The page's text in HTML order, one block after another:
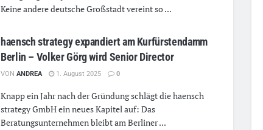
Keine andere deutsche Großstadt vereint so ...
haensch strategy expandiert am Kurfürstendamm
Berlin – Volker Görg wird Senior Director
VON ANDREA 1. August 2025 0
Knapp ein Jahr nach der Gründung schlägt die haensch
strategy GmbH ein neues Kapitel auf: Das
Beratungsunternehmen bleibt am Berliner ...